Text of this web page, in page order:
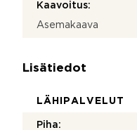
Kaavoitus:
Asemakaava
Lisätiedot
LÄHIPALVELUT
Piha: